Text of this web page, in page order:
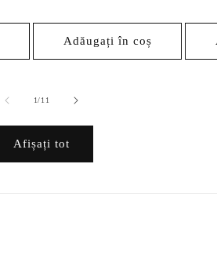
Adăugați în coș
1/din
11
Afișați tot